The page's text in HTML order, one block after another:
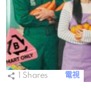
Shares 電視